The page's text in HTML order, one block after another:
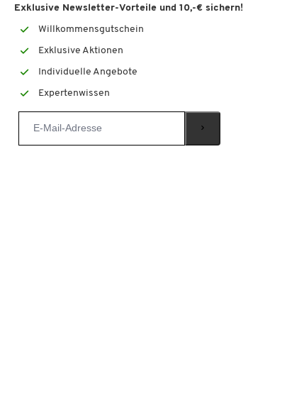
Exklusive Newsletter-Vorteile und 10,-€ sichern!
Willkommensgutschein
Exklusive Aktionen
Individuelle Angebote
Expertenwissen